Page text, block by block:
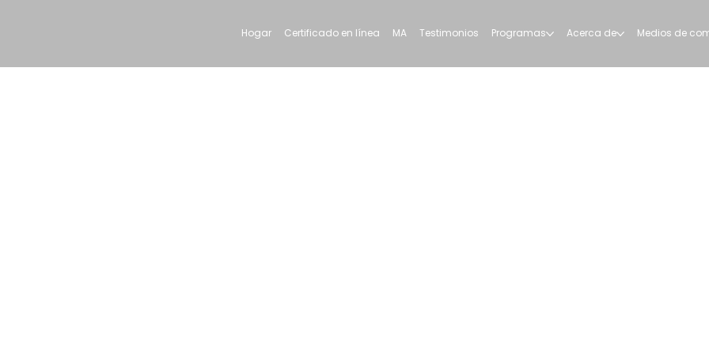
Hogar Certificado en línea MA Testimonios Programas Acerca de Medios de